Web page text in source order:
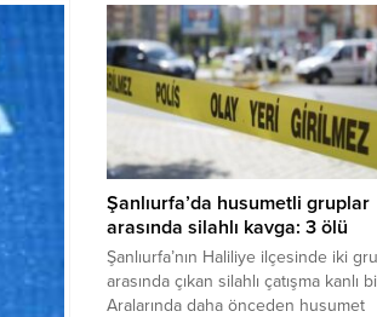
Şanlıurfa’da husumetli gruplar
arasında silahlı kavga: 3 ölü
Şanlıurfa’nın Haliliye ilçesinde iki
arasında çıkan silahlı çatışma kanlı
Aralarında daha önceden husumet